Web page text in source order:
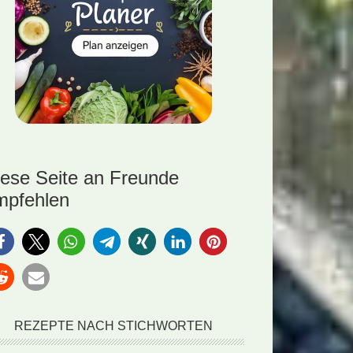
Seite an Freunde
REZEPTE NACH STICHWORTEN